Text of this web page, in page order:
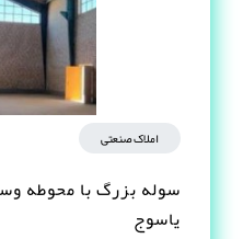
املاک صنعتی
سوله بزرگ با محوطه
یاسوج